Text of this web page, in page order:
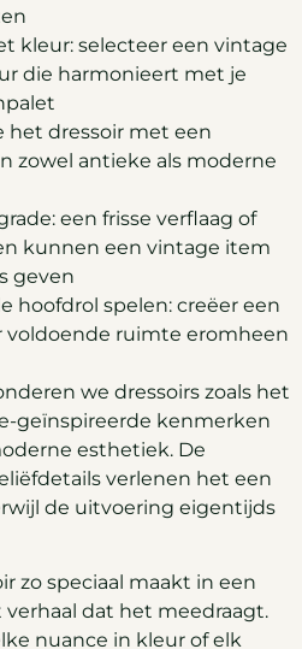
kleur: selecteer een vintage
die harmonieert met je
het dressoir met een
zowel antieke als moderne
een frisse verflaag of
kunnen een vintage item
geven
hoofdrol spelen: creëer een
voldoende ruimte eromheen
we dressoirs zoals het
geïnspireerde kenmerken
esthetiek. De
verlenen het een
de uitvoering eigentijds
zo speciaal maakt in een
dat het meedraagt.
nuance in kleur of elk